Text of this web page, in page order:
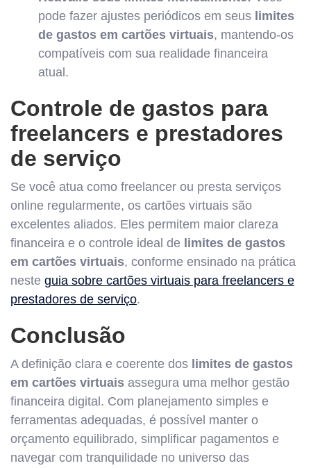
pode fazer ajustes periódicos em seus limites
de gastos em cartões virtuais, mantendo-os
compatíveis com sua realidade financeira
atual.
Controle de gastos para
freelancers e prestadores
de serviço
Se você atua como freelancer ou presta serviços
online regularmente, os cartões virtuais são
excelentes aliados. Eles permitem maior clareza
financeira e o controle ideal de limites de gastos
em cartões virtuais, conforme ensinado na prática
neste guia sobre cartões virtuais para freelancers e
prestadores de serviço.
Conclusão
A definição clara e coerente dos limites de gastos
em cartões virtuais assegura uma melhor gestão
financeira digital. Com planejamento simples e
ferramentas adequadas, é possível manter o
orçamento equilibrado, simplificar pagamentos e
navegar com tranquilidade no universo das